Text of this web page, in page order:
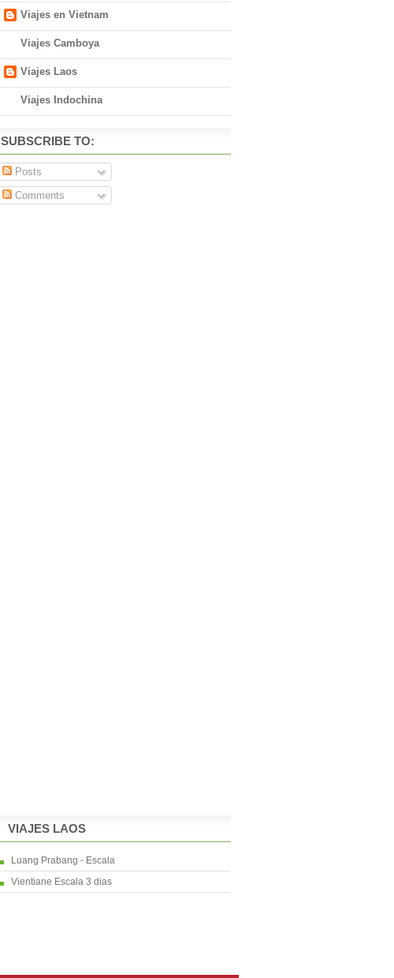
Viajes en Vietnam
Viajes Camboya
Viajes Laos
Viajes Indochina
SUBSCRIBE TO:
Posts
Comments
VIAJES LAOS
Luang Prabang - Escala
Vientiane Escala 3 dias